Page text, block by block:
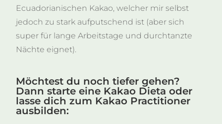
Ecuadorianischen Kakao, welcher mir selbst
jedoch zu stark aufputschend ist (aber sich
super für lange Arbeitstage und durchtanzte
Nächte eignet).
Möchtest du noch tiefer gehen?
Dann starte eine Kakao Dieta oder
lasse dich zum Kakao Practitioner
ausbilden: